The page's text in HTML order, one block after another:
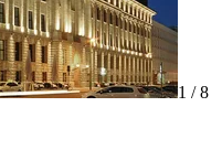
1 /8